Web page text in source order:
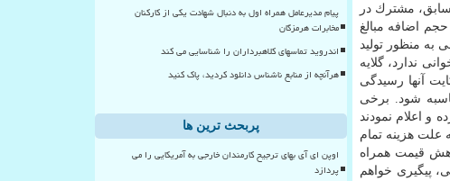
مشترك در
اضافه مبالغ
به منظور تولید
ندارد، گلایه
از سامانه ۱۹۵ پیگیری كنند تا به شكایت آنها رسیدگی
شود. برخی
و اعلام نمودند
علت هزینه تمام
قیمت همراه
پیگیری خواهم
پیام مدیرعامل همراه اول به دنبال شهادت یکی از کارکنان
مخابرات هرمزگان
اندروید تماسهای کلاهبرداران را شناسایی می کند
هرآنچه از منابع ناشناس دانلود کردید، پاک کنید
پربحث ترین ها
اوپن ای آی بهای ترجیح کارمندان خارجی به آمریکایی را می
پردازد